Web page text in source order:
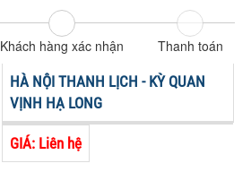
Khách hàng xác nhận
Thanh toán
HÀ NỘI THANH LỊCH - KỲ QUAN
VỊNH HẠ LONG
GIÁ: Liên hệ